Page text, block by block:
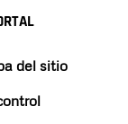
del sitio